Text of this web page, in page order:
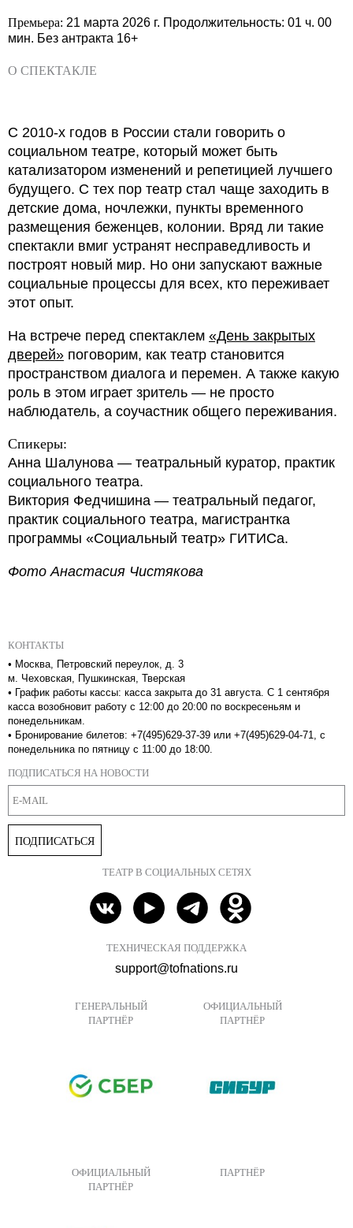
Премьера: 21 марта 2026 г. Продолжительность: 01 ч. 00
мин. Без антракта 16+
О СПЕКТАКЛЕ
С 2010-х годов в России стали говорить о
социальном театре, который может быть
катализатором изменений и репетицией лучшего
будущего. С тех пор театр стал чаще заходить в
детские дома, ночлежки, пункты временного
размещения беженцев, колонии. Вряд ли такие
спектакли вмиг устранят несправедливость и
построят новый мир. Но они запускают важные
социальные процессы для всех, кто переживает
этот опыт.
На встрече перед спектаклем «День закрытых
дверей» поговорим, как театр становится
пространством диалога и перемен. А также какую
роль в этом играет зритель — не просто
наблюдатель, а соучастник общего переживания.
Спикеры:
Анна Шалунова — театральный куратор, практик
социального театра.
Виктория Федчишина — театральный педагог,
практик социального театра, магистрантка
программы «Социальный театр» ГИТИСа.
Фото Анастасия Чистякова
КОНТАКТЫ
• Москва, Петровский переулок, д. 3
м. Чеховская, Пушкинская, Тверская
• График работы кассы: касса закрыта до 31 августа. С 1 сентября
касса возобновит работу с 12:00 до 20:00 по воскресеньям и
понедельникам.
• Бронирование билетов: +7(495)629-37-39 или +7(495)629-04-71, с
понедельника по пятницу с 11:00 до 18:00.
ПОДПИСАТЬСЯ НА НОВОСТИ
ПОДПИСАТЬСЯ
ТЕАТР В СОЦИАЛЬНЫХ СЕТЯХ
ТЕХНИЧЕСКАЯ ПОДДЕРЖКА
support@tofnations.ru
ГЕНЕРАЛЬНЫЙ
ПАРТНЁР
ОФИЦИАЛЬНЫЙ
ПАРТНЁР
ОФИЦИАЛЬНЫЙ
ПАРТНЁР
ПАРТНЁР